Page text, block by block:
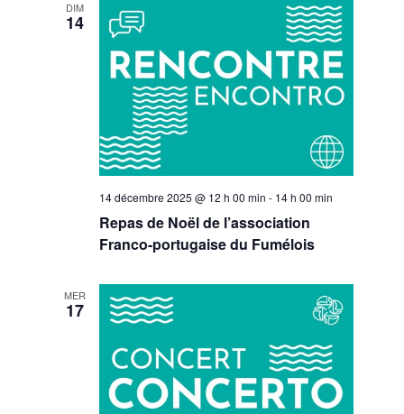
DIM
14
Repas de Noël de l’association
Franco-portugaise du Fumélois
14 décembre 2025 @ 12 h 00 min - 14 h 00 min
MER
17